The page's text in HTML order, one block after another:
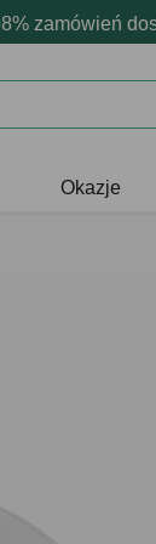
zamówień
emocje -
Okazje